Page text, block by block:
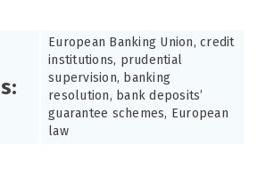
European Banking Union, credit
institutions, prudential
supervision, banking
resolution, bank deposits’
guarantee schemes, European
law